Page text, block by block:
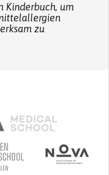
Kinderbuch, um
zu